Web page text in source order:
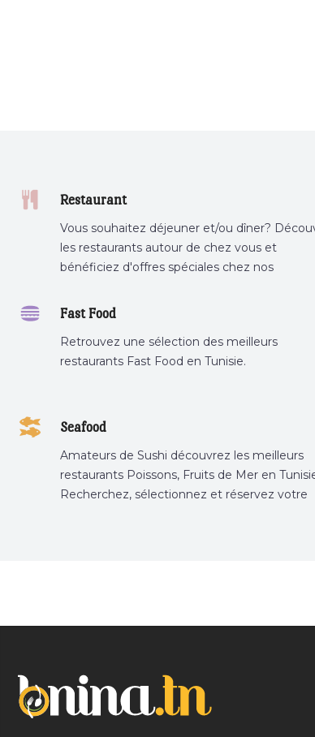
Restaurant
Vous souhaitez déjeuner et/ou dîner?
les restaurants autour de chez vous et
bénéficiez d'offres spéciales chez nos
Fast Food
Retrouvez une sélection des meilleurs
restaurants Fast Food en Tunisie.
Seafood
Amateurs de Sushi découvrez les meilleurs
restaurants Poissons, Fruits de Mer en
Recherchez, sélectionnez et réservez votre